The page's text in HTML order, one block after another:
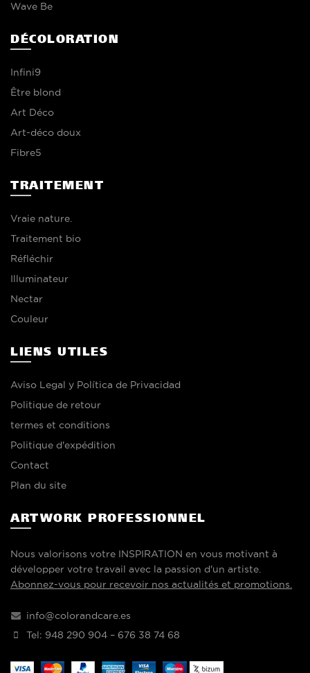
Wave Be
DÉCOLORATION
Infini9
Être blond
Art Déco
Art-déco doux
Fibre5
TRAITEMENT
Vraie nature.
Traitement bio
Réfléchir
Illuminateur
Nectar
Couleur
LIENS UTILES
Aviso Legal y Política de Privacidad
Politique de retour
termes et conditions
Politique d'expédition
Contact
Plan du site
ARTWORK PROFESSIONNEL
Nous valorisons votre INSPIRATION en vous motivant à
développer votre travail avec la passion d'un artiste.
Abonnez-vous pour recevoir nos actualités et promotions.
info@colorandcare.es
Tel: 948 290 904 – 676 38 74 68